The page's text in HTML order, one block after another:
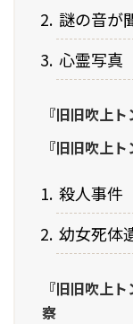
謎の音が
心霊写真
『旧旧吹上
『旧旧吹上
殺人事件
幼女死体
『旧旧吹上
察